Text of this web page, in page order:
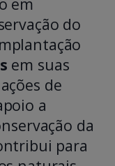
do
em suas
de
a
da
para